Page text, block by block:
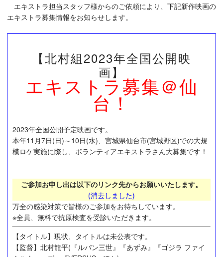
エキストラ担当スタッフ様からのご依頼により、下記新作映画の
エキストラ募集情報をお知らせします。
【北村組2023年全国公開映
画】
エキストラ募集＠仙
台！
2023年全国公開予定映画です。
本年11月7日(日)～10日(水)、宮城県仙台市(宮城野区)での大規
模ロケ実施に際し、ボランティアエキストラさん大募集です！
ご参加お申し出は以下のリンク先からお願いいたします。
(消去しました)
万全の感染対策で皆様のご参加をお待ちしています。
※全員、無料で抗原検査を受診いただきます。
【タイトル】現状、タイトルは未公表です。
【監督】北村龍平(『ルパン三世』『あずみ』『ゴジラ ファイ